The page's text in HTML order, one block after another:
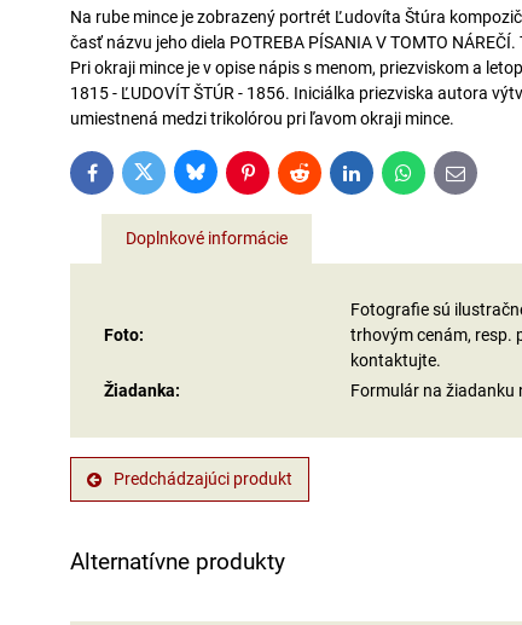
Na rube mince je zobrazený portrét Ľudovíta Štúra
časť názvu jeho diela POTREBA PÍSANIA V TOMTO
Pri okraji mince je v opise nápis s menom, priezviskom a
1815 - ĽUDOVÍT ŠTÚR - 1856. Iniciálka priezviska autora
umiestnená medzi trikolórou pri ľavom okraji mince.
FacebookTwitter BlueskyPinterestReddit LinkedInWhatsApp
E-
mail
Doplnkové informácie
Foto:
Fotografie sú
trhovým cenám, resp.
kontaktujte.
Žiadanka:
Formulár na žiadanku
Predchádzajúci produkt
Alternatívne produkty